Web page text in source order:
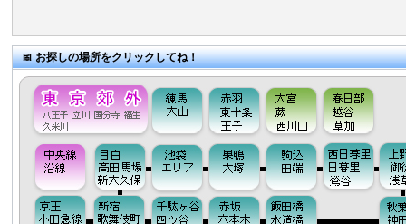
お探しの場所をクリックしてね！